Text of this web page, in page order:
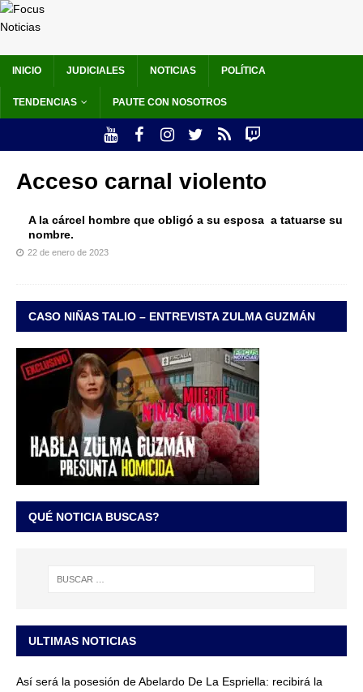
INICIO JUDICIALES NOTICIAS POLÍTICA
TENDENCIAS PAUTE CON NOSOTROS
Acceso carnal violento
A la cárcel hombre que obligó a su esposa a tatuarse su
nombre.
22 de enero de 2023
CASO NIÑAS TALIO – ENTREVISTA ZULMA GUZMÁN
QUÉ NOTICIA BUSCAS?
ULTIMAS NOTICIAS
Así será la posesión de Abelardo De La Espriella: recibirá la